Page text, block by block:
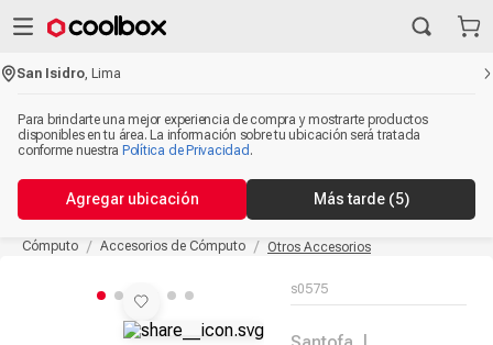
San Isidro ,Lima
Para brindarte una mejor experiencia de compra y mostrarte productos
disponibles en tu área. La información sobre tu ubicación será tratada
conforme nuestra Política de Privacidad .
Agregar ubicación Más tarde (5)
Cómputo Accesorios de Cómputo Otros Accesorios
s0575